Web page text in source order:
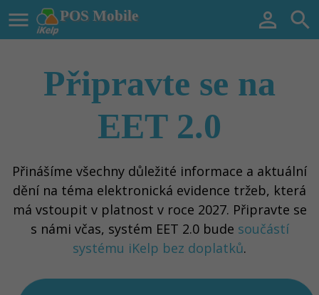
POS Mobile
  
Připravte se na
EET 2.0
Přinášíme všechny důležité informace a aktuální
dění na téma elektronická evidence tržeb, která
má vstoupit v platnost v roce 2027. Připravte se
s námi včas, systém EET 2.0 bude součástí
systému iKelp bez doplatků.